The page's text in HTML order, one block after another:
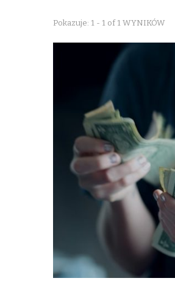
Pokazuje: 1 - 1 of 1 WYNIKÓW